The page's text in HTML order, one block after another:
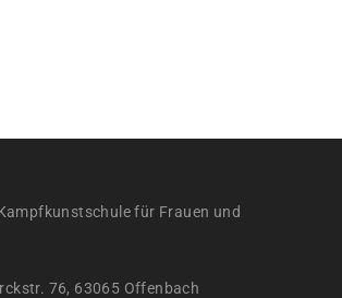
für Frauen und
76, 63065 Offenbach